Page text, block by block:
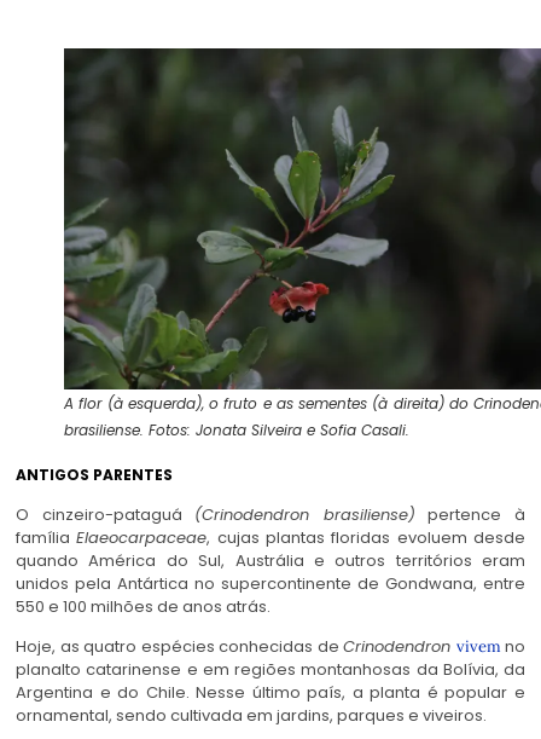
A flor (à esquerda), o fruto e as sementes (à direita) do
brasiliense. Fotos: Jonata Silveira e Sofia Casali.
ANTIGOS PARENTES
O cinzeiro-pataguá (Crinodendron brasiliense) pertence à
famíliaElaeocarpaceae, cujas plantas floridas evoluem desde
quando América do Sul, Austrália e outros territórios eram
unidos pela Antártica no supercontinente de Gondwana, entre
550 e 100 milhões de anos atrás.
Hoje, as quatro espécies conhecidas de Crinodendron vivemno
planalto catarinense e em regiões montanhosas da Bolívia, da
Argentina e do Chile. Nesse último país, a planta é popular e
ornamental, sendo cultivada em jardins, parques e viveiros.